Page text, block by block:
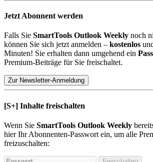
Jetzt Abonnent werden
Falls Sie SmartTools Outlook Weekly noch
können Sie sich jetzt anmelden – kostenlos
Minuten! Sie erhalten dann umgehend ein
Premium-Beiträge für Sie freischaltet.
Zur Newsletter-Anmeldung
[S+] Inhalte freischalten
Wenn Sie SmartTools Outlook Weekly
hier Ihr Abonnenten-Passwort ein, um alle
freizuschalten: